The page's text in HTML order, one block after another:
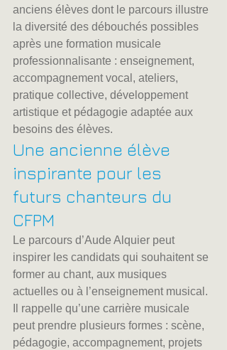
anciens élèves dont le parcours illustre
la diversité des débouchés possibles
après une formation musicale
professionnalisante : enseignement,
accompagnement vocal, ateliers,
pratique collective, développement
artistique et pédagogie adaptée aux
besoins des élèves.
Une ancienne élève
inspirante pour les
futurs chanteurs du
CFPM
Le parcours d’Aude Alquier peut
inspirer les candidats qui souhaitent se
former au chant, aux musiques
actuelles ou à l’enseignement musical.
Il rappelle qu’une carrière musicale
peut prendre plusieurs formes : scène,
pédagogie, accompagnement, projets